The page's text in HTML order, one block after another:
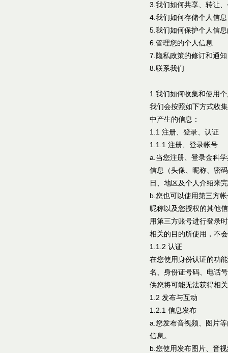
3.我们如何共享、转让
4.我们如何存储个人信息
5.我们如何保护个人信
6.管理您的个人信息
7.隐私政策的修订和通知
8.联系我们
1.我们如何收集和使用
我们会按照如下方式收
中产生的信息：
1.1 注册、登录、认证
1.1.1 注册、登录帐号
a.当您注册、登录金科
信息（头像、昵称、密
日、地区及个人介绍来
b.您也可以使用第三方
昵称以及您授权的其他
用第三方账号进行登录
相关的目的所使用，不
1.1.2 认证
在您使用身份认证的功
名、身份证号码、电话
供您将可能无法获得相
1.2 发布与互动
1.2.1 信息发布
a.您发布音视频、图片
信息。
b.您使用发布图片、音